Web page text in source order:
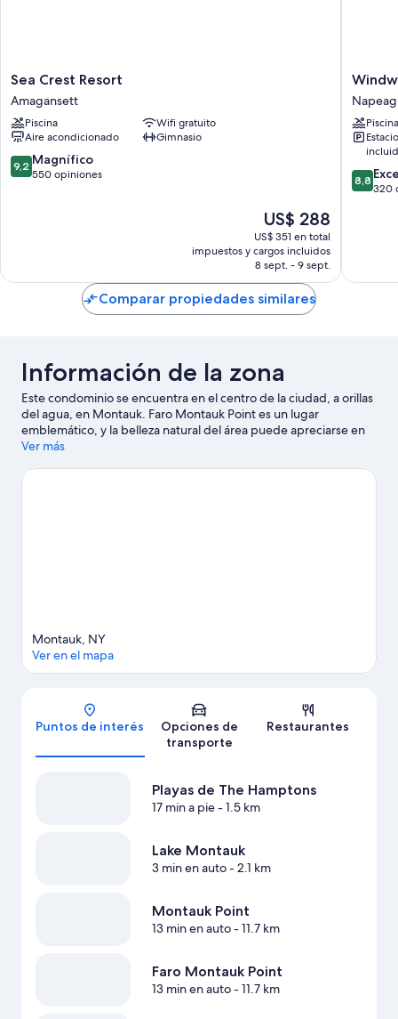
Sea
Crest
Resort
Amagansett
Sea Crest Resort
Amagansett
Piscina
Wifi gratuito
Aire acondicionado
Gimnasio
9.2
de
9,2 Magnífico
550 opiniones
El
precio
actual
es
de
US$ 288
US$ 288
US$ 351 en total
impuestos y cargos incluidos
8 sept. - 9 sept.
Shores
Ocean
Resort
Piscina
8.8
de
8,8
320
Comparar propiedades similares
Información de la zona
Este condominio se encuentra en el centro de la ciudad, a orillas
del agua, en Montauk. Faro Montauk Point es un lugar
emblemático, y la belleza natural del área puede apreciarse en
Playas de The Hamptons y Montauk Point. ¿Buscas diversión?
Talkhouse. En la zona puedes practicar actividades como paseos
Ver más
Mapa
Montauk, NY
Ver en el mapa
Puntos de interés
Opciones de
transporte
Restaurantes
Playas de The Hamptons
17 min a pie- 1.5 km
Lake Montauk
3 min en auto- 2.1 km
Montauk Point
13 min en auto- 11.7 km
Faro Montauk Point
13 min en auto- 11.7 km